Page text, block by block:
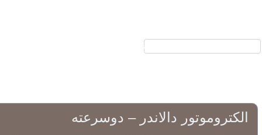
محصولات
الکتروموتور دالاندر – دوسرعته